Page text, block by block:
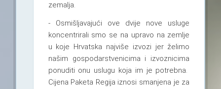
zemalja.
- Osmišljavajući ove dvije nove usluge
koncentrirali smo se na upravo na zemlje
u koje Hrvatska najviše izvozi jer želimo
našim gospodarstvenicima i izvoznicima
ponuditi onu uslugu koja im je potrebna.
Cijena Paketa Regija iznosi smanjena je za